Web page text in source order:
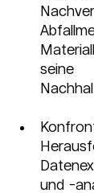
seine
und -